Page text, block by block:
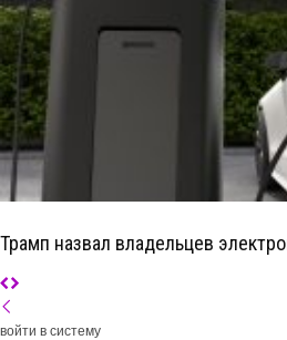
Трамп назвал владельцев
войти в систему